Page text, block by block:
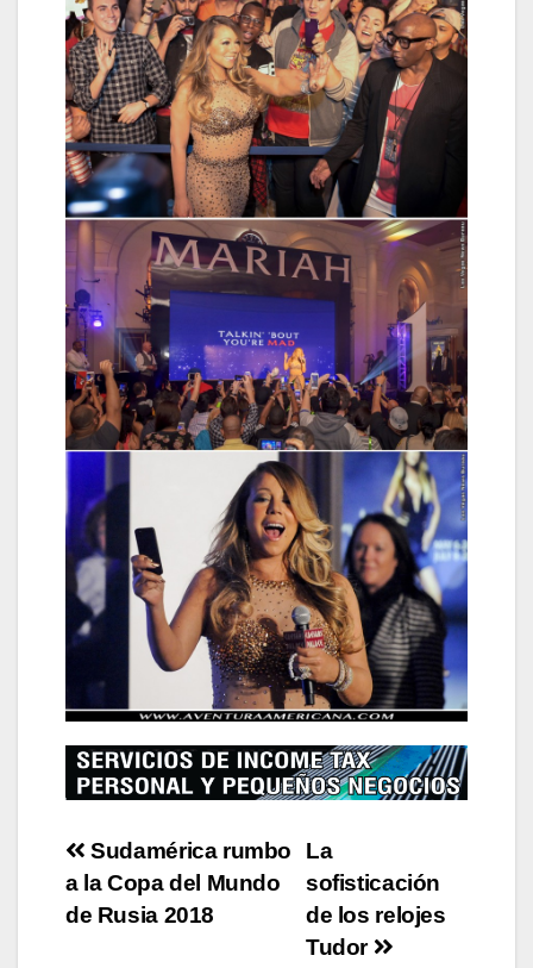
Post
navigation
La
sofisticación
de los relojes
Tudor
Sudamérica rumbo
a la Copa del Mundo
de Rusia 2018